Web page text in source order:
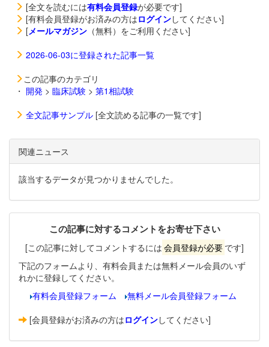
[全文を読むには有料会員登録が必要です]
[有料会員登録がお済みの方はログインしてください]
[メールマガジン （無料）をご利用ください]
2026-06-03に登録された記事一覧
この記事のカテゴリ
・ 開発 > 臨床試験 > 第1相試験
全文記事サンプル [全文読める記事の一覧です]
関連ニュース
該当するデータが見つかりませんでした。
この記事に対するコメントをお寄せ下さい
[この記事に対してコメントするには 会員登録が必要 です]
下記のフォームより、有料会員または無料メール会員のいず
れかに登録してください。
有料会員登録フォーム
無料メール会員登録フォーム
[会員登録がお済みの方はログインしてください]